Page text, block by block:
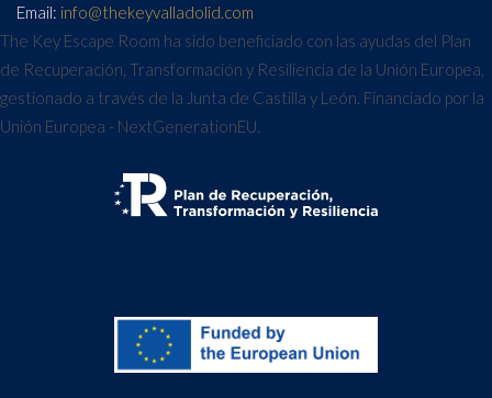
Email: info@thekeyvalladolid.com
The Key Escape Room ha sido beneficiado con las ayudas del Plan
de Recuperación, Transformación y Resiliencia de la Unión Europea,
gestionado a través de la Junta de Castilla y León. Financiado por la
Unión Europea - NextGenerationEU.